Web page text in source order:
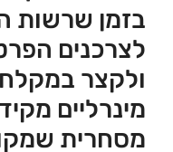
בזמן שרשות
לצרכנים
ולקצר
מינרליים
מסחרית